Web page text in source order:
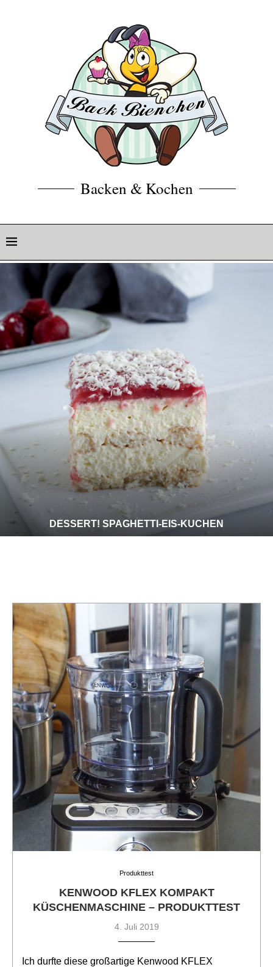
Backen & Kochen
DESSERT! SPAGHETTI-EIS-KUCHEN
Produkttest
KENWOOD KFLEX KOMPAKT
KÜSCHENMASCHINE – PRODUKTTEST
4. Juli 2019
Ich durfte diese großartige Kenwood KFLEX